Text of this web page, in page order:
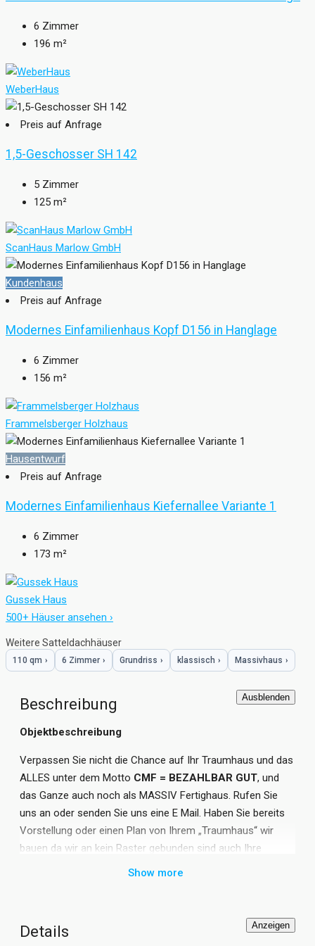
6 Zimmer
196 m²
WeberHaus
Preis auf Anfrage
1,5-Geschosser SH 142
5 Zimmer
125 m²
ScanHaus Marlow GmbH
Kundenhaus
Preis auf Anfrage
Modernes Einfamilienhaus Kopf D156 in Hanglage
6 Zimmer
156 m²
Frammelsberger Holzhaus
Hausentwurf
Preis auf Anfrage
Modernes Einfamilienhaus Kiefernallee Variante 1
6 Zimmer
173 m²
Gussek Haus
500+ Häuser ansehen ›
Weitere Satteldachhäuser
110 qm › 6 Zimmer › Grundriss › klassisch › Massivhaus ›
Beschreibung Ausblenden
Objektbeschreibung
Verpassen Sie nicht die Chance auf Ihr Traumhaus und das
ALLES unter dem Motto CMF = BEZAHLBAR GUT, und
das Ganze auch noch als MASSIV Fertighaus. Rufen Sie
uns an oder senden Sie uns eine E Mail. Haben Sie bereits
Vorstellung oder einen Plan von Ihrem „Traumhaus“ wir
bauen da wir an kein Raster gebunden sind auch Ihre
Variante. In unserem Planungs- und Statikbüro können wir
E-Mail:Info@cmfgmbh.de
Show more
Details Anzeigen